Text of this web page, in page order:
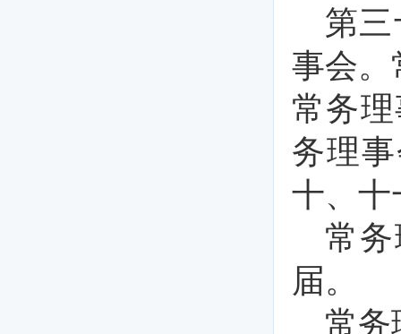
第
事会。
常务
务理
十、十
常
届。
常务